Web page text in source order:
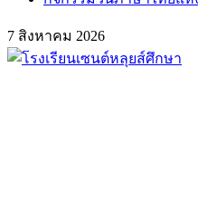
7 สิงหาคม 2026